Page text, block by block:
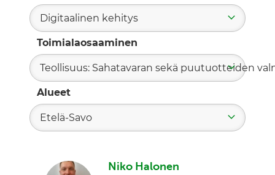
Digitaalinen kehitys
Toimialaosaaminen
Teollisuus: Sahatavaran sekä puutuotteiden
Alueet
Etelä-Savo
Niko Halonen